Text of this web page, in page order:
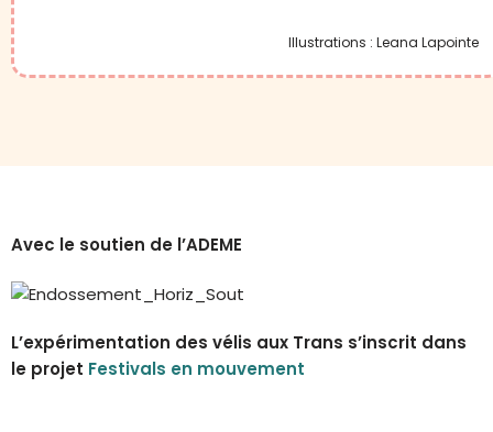
Illustrations : Leana Lapointe
Avec le soutien de l’ADEME
L’expérimentation des vélis aux Trans s’inscrit dans
le projet Festivals en mouvement